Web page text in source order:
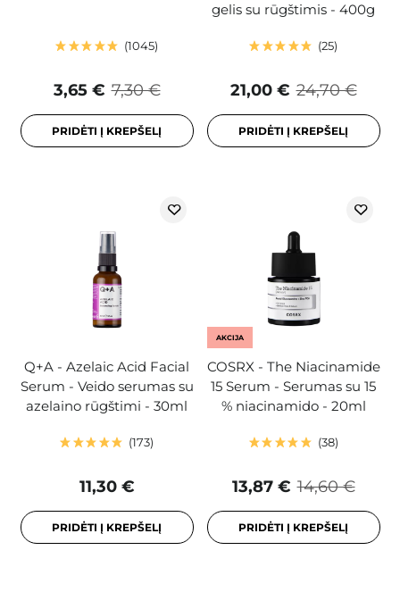
1045
7,30 €
3,65 €
PRIDĖTI Į KREPŠELĮ
gelis su rūgštimis - 400g
25
24,70 €
21,00 €
PRIDĖTI Į KREPŠELĮ
Q+A - Azelaic Acid Facial
Serum - Veido serumas su
azelaino rūgštimi - 30ml
173
11,30 €
PRIDĖTI Į KREPŠELĮ
AKCIJA
COSRX - The Niacinamide
15 Serum - Serumas su 15
% niacinamido - 20ml
38
14,60 €
13,87 €
PRIDĖTI Į KREPŠELĮ